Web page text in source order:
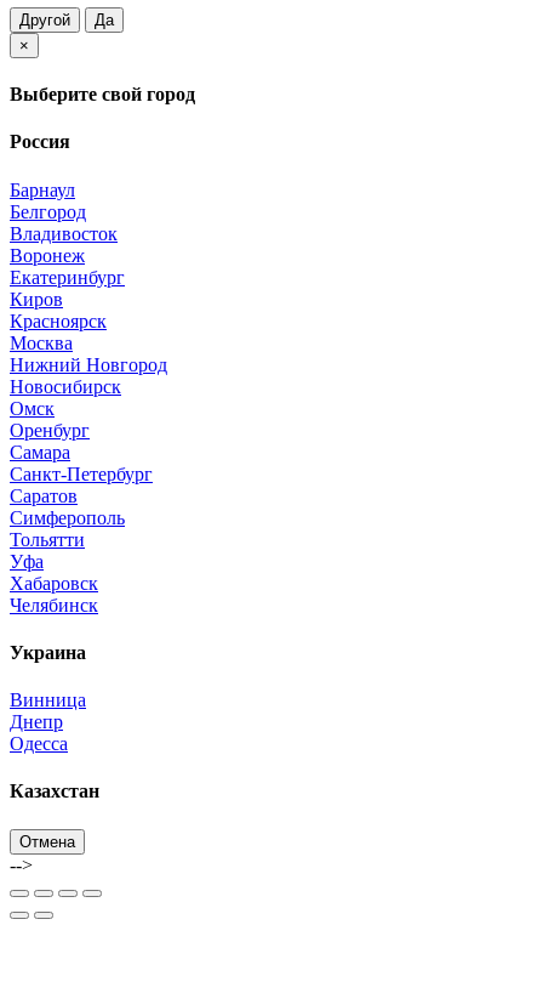
Другой
Да
×
Выберите свой город
Россия
Барнаул
Белгород
Владивосток
Воронеж
Екатеринбург
Киров
Красноярск
Москва
Нижний Новгород
Новосибирск
Омск
Оренбург
Самара
Санкт-Петербург
Саратов
Симферополь
Тольятти
Уфа
Хабаровск
Челябинск
Украина
Винница
Днепр
Одесса
Казахстан
Отмена
-->